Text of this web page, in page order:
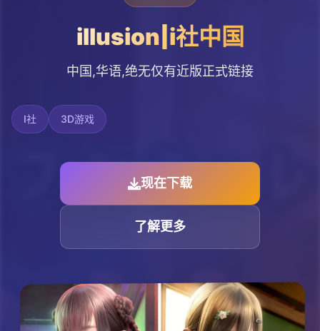
illusion|i社中国
中国,华语,绝无仅有近版正式链接
I社 3D游戏
现在下载
了解更多